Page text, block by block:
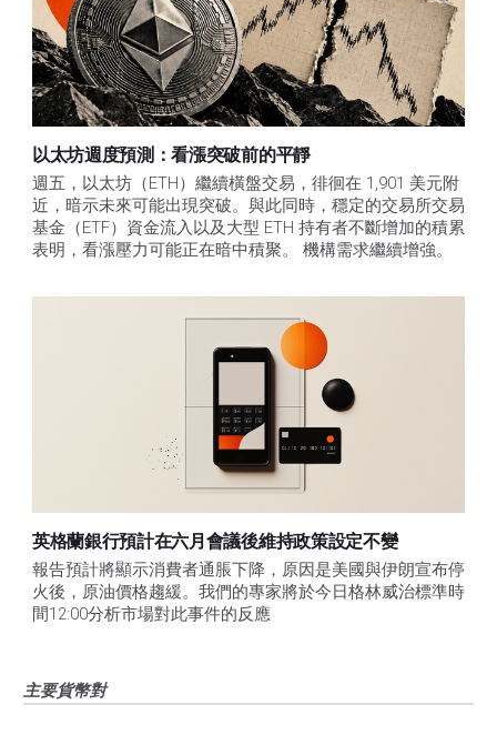
以太坊週度預測：看漲突破前的平靜
週五，以太坊（ETH）繼續橫盤交易，徘徊在 1,901 美元附
近，暗示未來可能出現突破。與此同時，穩定的交易所交易
基金（ETF）資金流入以及大型 ETH 持有者不斷增加的積累
表明，看漲壓力可能正在暗中積聚。 機構需求繼續增強。
英格蘭銀行預計在六月會議後維持政策設定不變
報告預計將顯示消費者通脹下降，原因是美國與伊朗宣布停
火後，原油價格趨緩。我們的專家將於今日格林威治標準時
間12:00分析市場對此事件的反應
主要貨幣對